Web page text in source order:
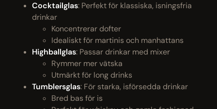
Cocktailglas: Perfekt för klassiska, isningsfria
drinkar
Koncentrerar dofter
Idealiskt för martinis och manhattans
Highballglas: Passar drinkar med mixer
Rymmer mer vätska
Utmärkt för long drinks
Tumblersglas: För starka, isförsedda drinkar
Bred bas för is